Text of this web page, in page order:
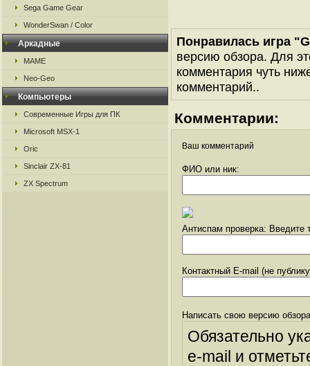
Sega Game Gear
WonderSwan / Color
Аркадные
MAME
Neo-Geo
Компьютеры
Современные Игры для ПК
Microsoft MSX-1
Oric
Sinclair ZX-81
ZX Spectrum
Понравилась игра
версию обзора. Для
комментария чуть
комментарий..
Комментарии:
Ваш комментарий
ФИО или ник:
Антиспам проверка: Введите
Контактный E-mail (не
Написать свою версию
Обязательно
e-mail и